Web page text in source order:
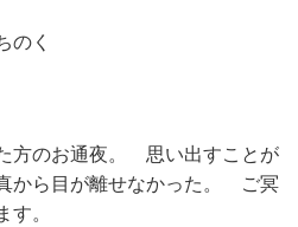
のく
方のお通夜。 思い出すことが
から目が離せなかった。 ご冥
。